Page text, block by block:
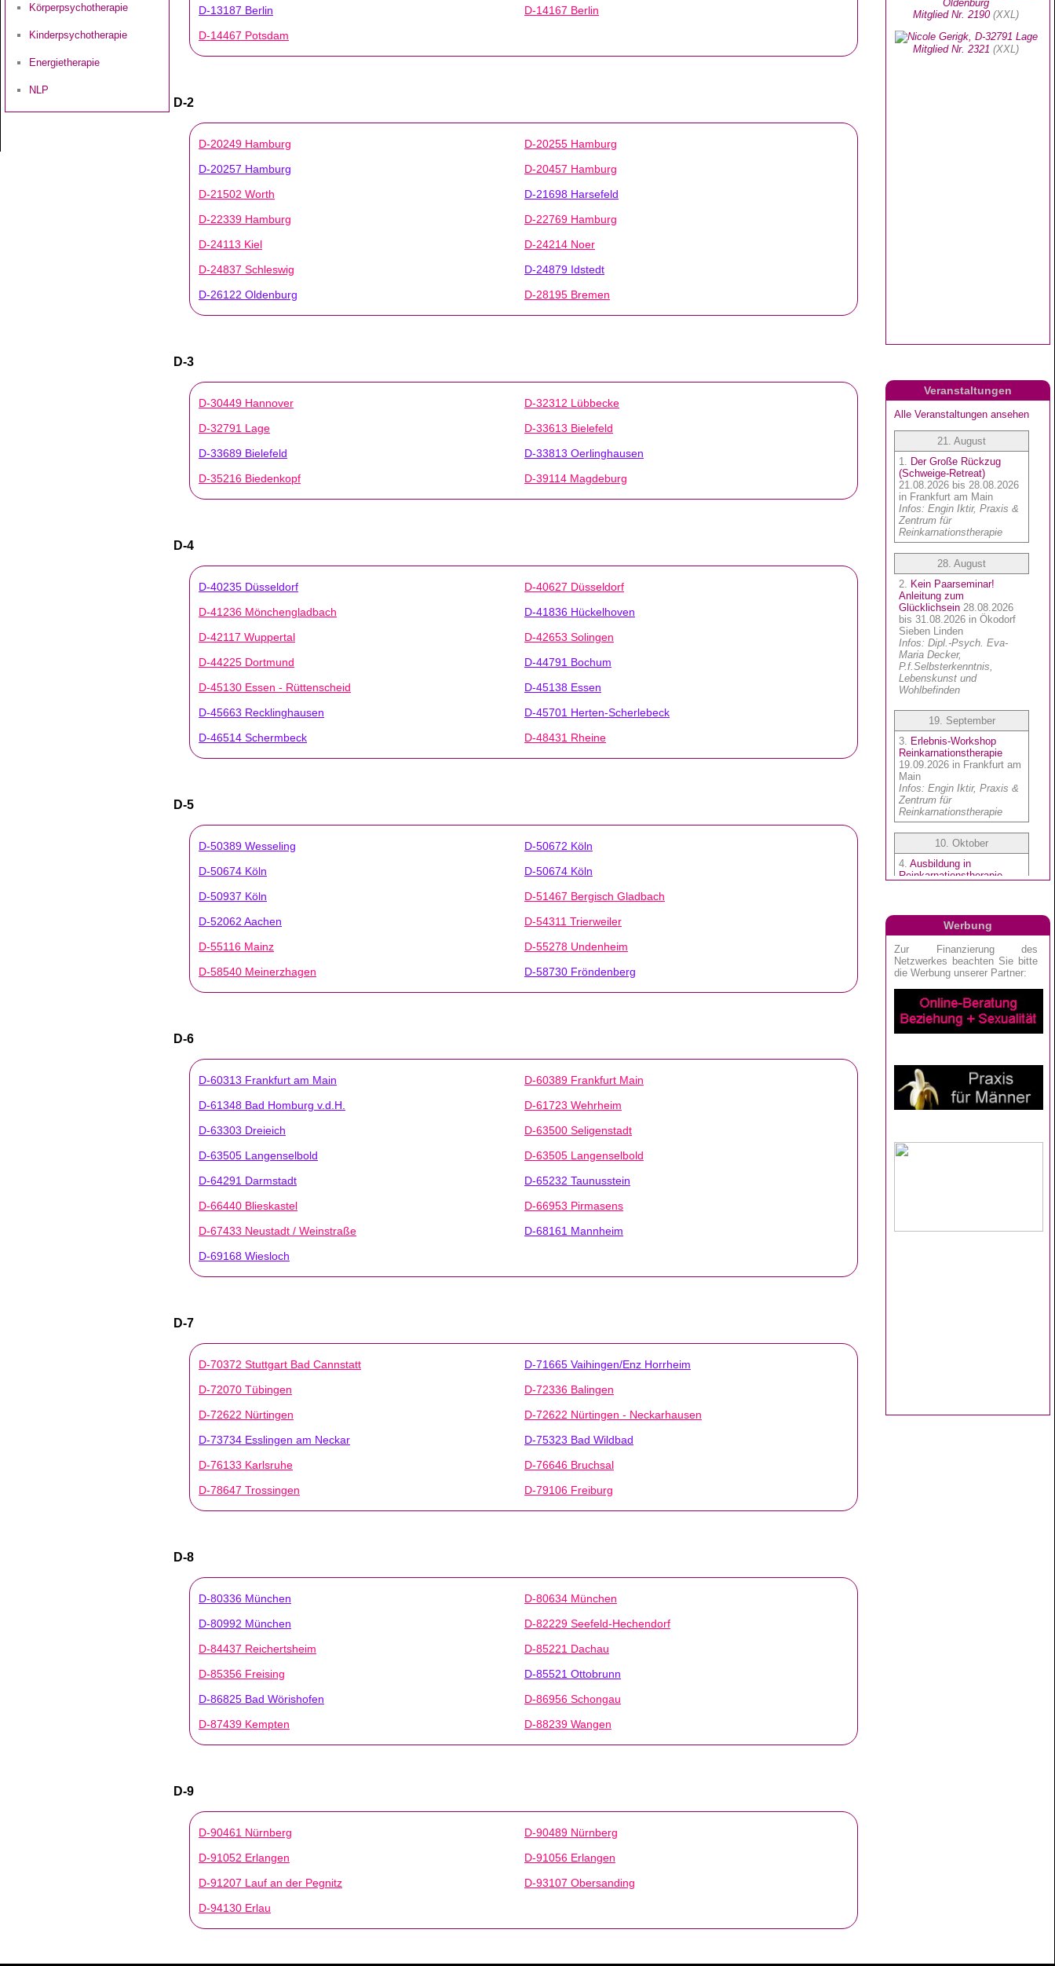
Körperpsychotherapie
Kinderpsychotherapie
Energietherapie
NLP
D-13187 Berlin
D-14167 Berlin
D-14467 Potsdam
D-2
D-20249 Hamburg
D-20255 Hamburg
D-20257 Hamburg
D-20457 Hamburg
D-21502 Worth
D-21698 Harsefeld
D-22339 Hamburg
D-22769 Hamburg
D-24113 Kiel
D-24214 Noer
D-24837 Schleswig
D-24879 Idstedt
D-26122 Oldenburg
D-28195 Bremen
D-3
D-30449 Hannover
D-32312 Lübbecke
D-32791 Lage
D-33613 Bielefeld
D-33689 Bielefeld
D-33813 Oerlinghausen
D-35216 Biedenkopf
D-39114 Magdeburg
D-4
D-40235 Düsseldorf
D-40627 Düsseldorf
D-41236 Mönchengladbach
D-41836 Hückelhoven
D-42117 Wuppertal
D-42653 Solingen
D-44225 Dortmund
D-44791 Bochum
D-45130 Essen - Rüttenscheid
D-45138 Essen
D-45663 Recklinghausen
D-45701 Herten-Scherlebeck
D-46514 Schermbeck
D-48431 Rheine
D-5
D-50389 Wesseling
D-50672 Köln
D-50674 Köln
D-50674 Köln
D-50937 Köln
D-51467 Bergisch Gladbach
D-52062 Aachen
D-54311 Trierweiler
D-55116 Mainz
D-55278 Undenheim
D-58540 Meinerzhagen
D-58730 Fröndenberg
D-6
D-60313 Frankfurt am Main
D-60389 Frankfurt Main
D-61348 Bad Homburg v.d.H.
D-61723 Wehrheim
D-63303 Dreieich
D-63500 Seligenstadt
D-63505 Langenselbold
D-63505 Langenselbold
D-64291 Darmstadt
D-65232 Taunusstein
D-66440 Blieskastel
D-66953 Pirmasens
D-67433 Neustadt / Weinstraße
D-68161 Mannheim
D-69168 Wiesloch
D-7
D-70372 Stuttgart Bad Cannstatt
D-71665 Vaihingen/Enz Horrheim
D-72070 Tübingen
D-72336 Balingen
D-72622 Nürtingen
D-72622 Nürtingen - Neckarhausen
D-73734 Esslingen am Neckar
D-75323 Bad Wildbad
D-76133 Karlsruhe
D-76646 Bruchsal
D-78647 Trossingen
D-79106 Freiburg
D-8
D-80336 München
D-80634 München
D-80992 München
D-82229 Seefeld-Hechendorf
D-84437 Reichertsheim
D-85221 Dachau
D-85356 Freising
D-85521 Ottobrunn
D-86825 Bad Wörishofen
D-86956 Schongau
D-87439 Kempten
D-88239 Wangen
D-9
D-90461 Nürnberg
D-90489 Nürnberg
D-91052 Erlangen
D-91056 Erlangen
D-91207 Lauf an der Pegnitz
D-93107 Obersanding
D-94130 Erlau
Veranstaltungen
Werbung